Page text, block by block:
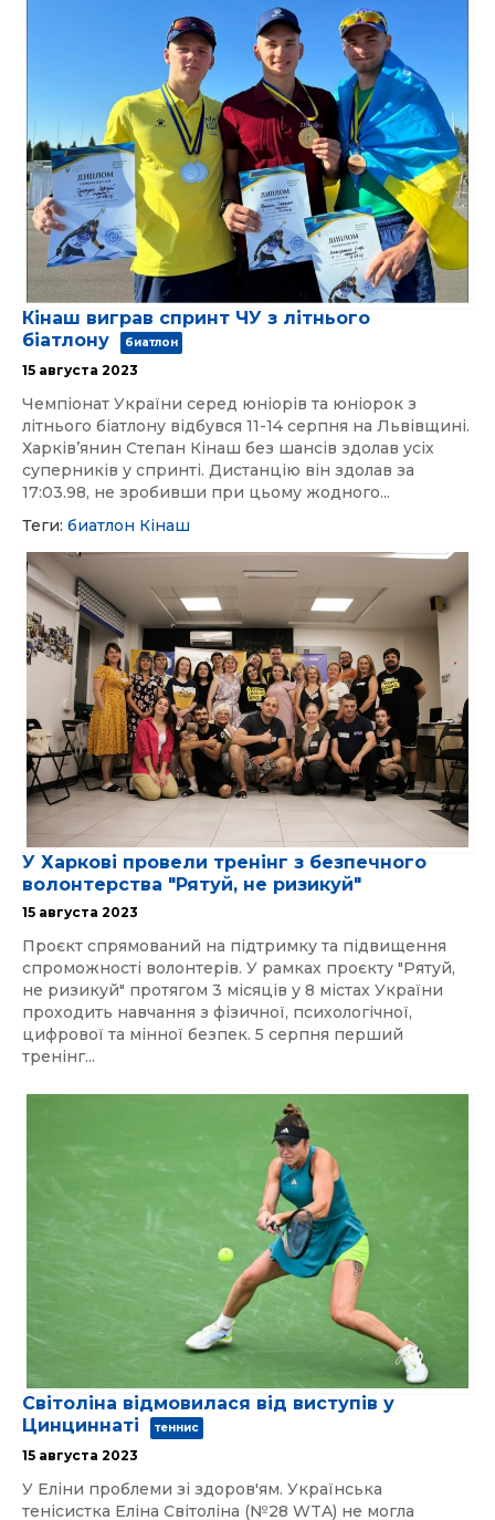
Кінаш виграв спринт ЧУ з літнього
біатлону
биатлон
15 августа 2023
Чемпіонат України серед юніорів та юніорок з
літнього біатлону відбувся 11-14 серпня на Львівщині.
Харківʼянин Степан Кінаш без шансів здолав усіх
суперників у спринті. Дистанцію він здолав за
17:03.98, не зробивши при цьому жодного...
Теги: биатлон Кінаш
У Харкові провели тренінг з безпечного
волонтерства "Рятуй, не ризикуй"
15 августа 2023
Проєкт спрямований на підтримку та підвищення
спроможності волонтерів. У рамках проєкту "Рятуй,
не ризикуй" протягом 3 місяців у 8 містах України
проходить навчання з фізичної, психологічної,
цифрової та мінної безпек. 5 серпня перший
тренінг...
Світоліна відмовилася від виступів у
Цинциннаті
теннис
15 августа 2023
У Еліни проблеми зі здоров'ям. Українська
тенісистка Еліна Світоліна (№28 WTA) не могла